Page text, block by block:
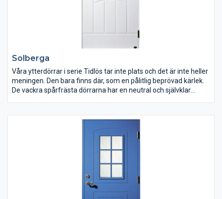
Solberga
Våra ytterdörrar i serie Tidlös tar inte plats och det är inte heller
meningen. Den bara finns där, som en pålitlig beprövad kärlek.
De vackra spårfrästa dörrarna har en neutral och självklar